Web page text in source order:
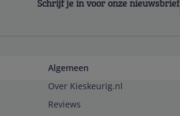
Schrijf je in voor onze nieuwsbrief
Algemeen
Over Kieskeurig.nl
Reviews